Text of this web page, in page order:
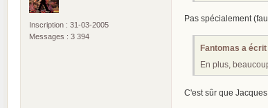
Inscription : 31-03-2005
Messages : 3 394
Pas spécialement
Fantomas a écrit
En plus,
C'est sûr que